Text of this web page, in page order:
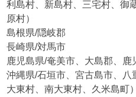
利島村、新島村、三宅村、御
原村）
島根県/隠岐郡
長崎県/対馬市
鹿児島県/奄美市、大島郡、鹿
沖縄県/石垣市、宮古島市、
大東村、南大東村、久米島町）